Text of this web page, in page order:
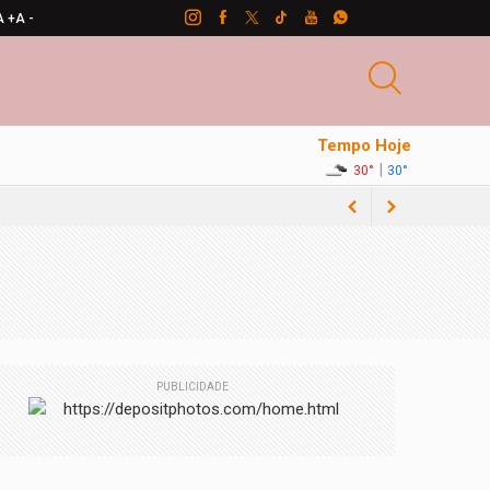
+A -
Tempo Hoje
30° 30°
PUBLICIDADE